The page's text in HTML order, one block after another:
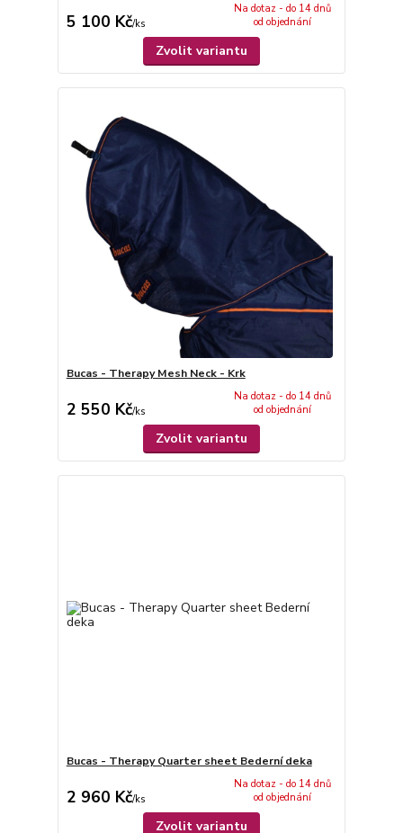
5 100 Kč/ks
Na dotaz - do 14 dnů
od objednání
Zvolit variantu
Bucas - Therapy Mesh Neck - Krk
2 550 Kč/ks
Na dotaz - do 14 dnů
od objednání
Zvolit variantu
Bucas - Therapy Quarter sheet Bederní deka
2 960 Kč/ks
Na dotaz - do 14 dnů
od objednání
Zvolit variantu